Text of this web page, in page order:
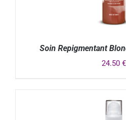
Soin Repigmentant
24.50 €